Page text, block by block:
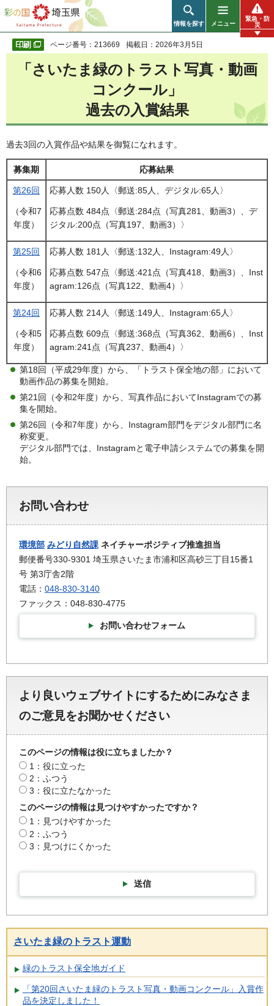
彩の国 埼玉県
情報を探す メニュー
緊急・防
災
ページ番号：213669 掲載日：2026年3月5日
「さいたま緑のトラスト写真・動画
コンクール」
過去の入賞結果
過去3回の入賞作品や結果を御覧になれます。
募集期 応募結果
第26回
（令和7
年度）
応募人数 150人〈郵送:85人、デジタル:65人〉
応募点数 484点〈郵送:284点（写真281、動画3）、デ
ジタル:200点（写真197、動画3）〉
第25回
（令和6
年度）
応募人数 181人〈郵送:132人、Instagram:49人〉
応募点数 547点〈郵送:421点（写真418、動画3）、Inst
agram:126点（写真122、動画4）〉
第24回
（令和5
年度）
応募人数 214人〈郵送:149人、Instagram:65人〉
応募点数 609点〈郵送:368点（写真362、動画6）、Inst
agram:241点（写真237、動画4）〉
第18回（平成29年度）から、「トラスト保全地の部」において
動画作品の募集を開始。
第21回（令和2年度）から、写真作品においてInstagramでの募
集を開始。
第26回（令和7年度）から、Instagram部門をデジタル部門に名
称変更。
デジタル部門では、Instagramと電子申請システムでの募集を開
始。
お問い合わせ
環境部 みどり自然課 ネイチャーポジティブ推進担当
郵便番号330-9301 埼玉県さいたま市浦和区高砂三丁目15番1
号 第3庁舎2階
電話： 048-830-3140
ファックス：048-830-4775
お問い合わせフォーム
より良いウェブサイトにするためにみなさま
のご意見をお聞かせください
このページの情報は役に立ちましたか？
1：役に立った
2：ふつう
3：役に立たなかった
このページの情報は見つけやすかったですか？
1：見つけやすかった
2：ふつう
3：見つけにくかった
送信
さいたま緑のトラスト運動
緑のトラスト保全地ガイド
「第20回さいたま緑のトラスト写真・動画コンクール」入賞作
品を決定しました！